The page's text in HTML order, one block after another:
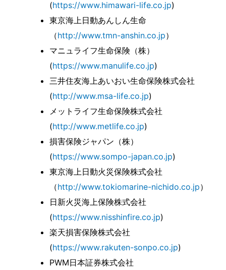
(https://www.himawari-life.co.jp)
東京海上日動あんしん生命
（http://www.tmn-anshin.co.jp）
マニュライフ生命保険（株）
(https://www.manulife.co.jp)
三井住友海上あいおい生命保険株式会社
(http://www.msa-life.co.jp)
メットライフ生命保険株式会社
(http://www.metlife.co.jp)
損害保険ジャパン（株）
(https://www.sompo-japan.co.jp)
東京海上日動火災保険株式会社
（http://www.tokiomarine-nichido.co.jp）
日新火災海上保険株式会社
(https://www.nisshinfire.co.jp)
楽天損害保険株式会社
(https://www.rakuten-sonpo.co.jp)
PWM日本証券株式会社